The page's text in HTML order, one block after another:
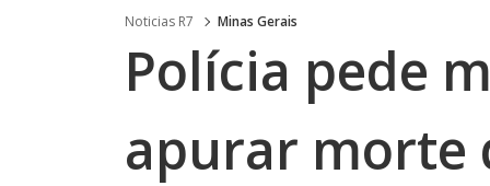
Noticias R7 Minas Gerais
Polícia pede
apurar morte